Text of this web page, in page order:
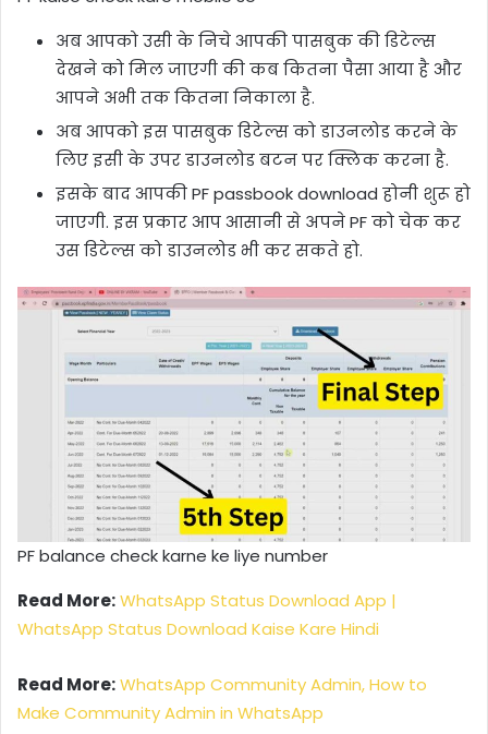
अब आपको उसी के निचे आपकी पासबुक की डिटेल्स
देखने को मिल जाएगी की कब कितना पैसा आया है और
आपने अभी तक कितना निकाला है.
अब आपको इस पासबुक डिटेल्स को डाउनलोड करने के
लिए इसी के उपर डाउनलोड बटन पर क्लिक करना है.
इसके बाद आपकी PF passbook download होनी शुरू हो
जाएगी. इस प्रकार आप आसानी से अपने PF को चेक कर
उस डिटेल्स को डाउनलोड भी कर सकते हो.
PF balance check karne ke liye number
Read More:WhatsApp Status Download App |
WhatsApp Status Download Kaise Kare Hindi
Read More:WhatsApp Community Admin, How to
Make Community Admin in WhatsApp